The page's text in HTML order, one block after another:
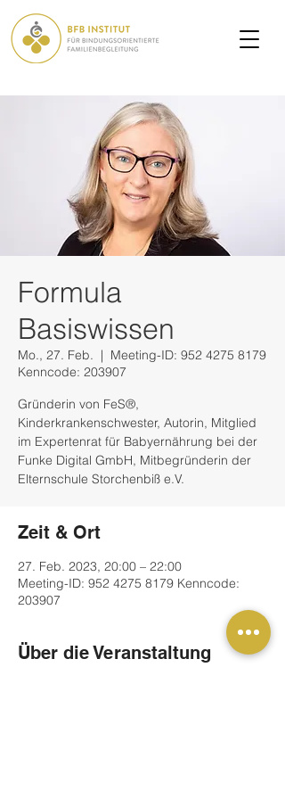
Formula
Basiswissen
Mo., 27. Feb.
  |
Meeting-ID: 952 4275 8179
Kenncode: 203907
Gründerin von FeS®,
Kinderkrankenschwester, Autorin, Mitglied
im Expertenrat für Babyernährung bei der
Funke Digital GmbH, Mitbegründerin der
Elternschule Storchenbiß e.V.
Zeit & Ort
27. Feb. 2023, 20:00 – 22:00
Meeting-ID: 952 4275 8179 Kenncode:
203907
Über die Veranstaltung